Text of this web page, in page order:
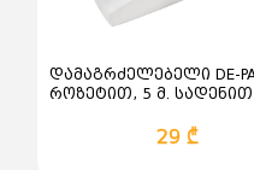
დამაგრძელებელი DE-
როზეტით, 5 მ.
29 ₾